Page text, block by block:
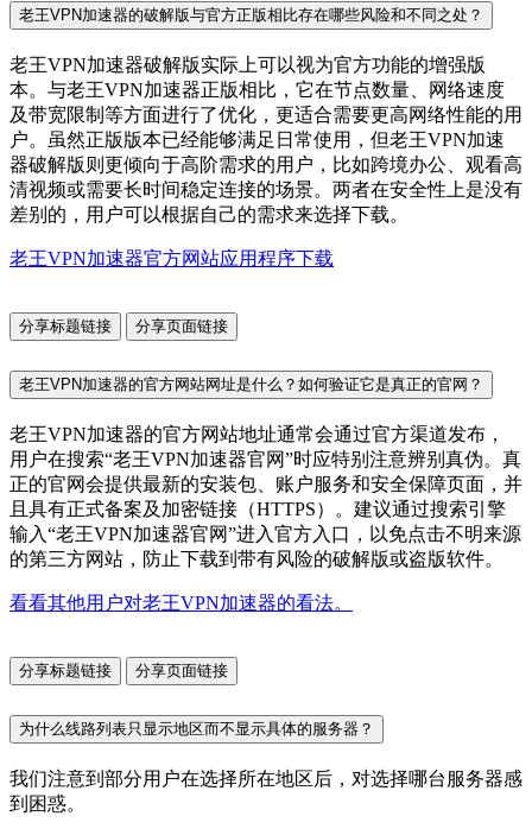
老王VPN加速器的破解版与官方正版相比存在哪些风险和不同之处？
老王VPN加速器破解版实际上可以视为官方功能的增强版
本。与老王VPN加速器正版相比，它在节点数量、网络速度
及带宽限制等方面进行了优化，更适合需要更高网络性能的用
户。虽然正版版本已经能够满足日常使用，但老王VPN加速
器破解版则更倾向于高阶需求的用户，比如跨境办公、观看高
清视频或需要长时间稳定连接的场景。两者在安全性上是没有
差别的，用户可以根据自己的需求来选择下载。
老王VPN加速器官方网站应用程序下载
分享标题链接 分享页面链接
老王VPN加速器的官方网站网址是什么？如何验证它是真正的官网？
老王VPN加速器的官方网站地址通常会通过官方渠道发布，
用户在搜索“老王VPN加速器官网”时应特别注意辨别真伪。真
正的官网会提供最新的安装包、账户服务和安全保障页面，并
且具有正式备案及加密链接（HTTPS）。建议通过搜索引擎
输入“老王VPN加速器官网”进入官方入口，以免点击不明来源
的第三方网站，防止下载到带有风险的破解版或盗版软件。
看看其他用户对老王VPN加速器的看法。
分享标题链接 分享页面链接
为什么线路列表只显示地区而不显示具体的服务器？
我们注意到部分用户在选择所在地区后，对选择哪台服务器感
到困惑。